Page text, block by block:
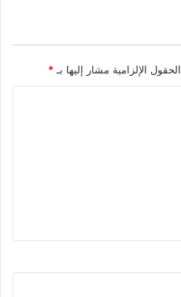
الحقول الإلزامية مشار إليها بـ *